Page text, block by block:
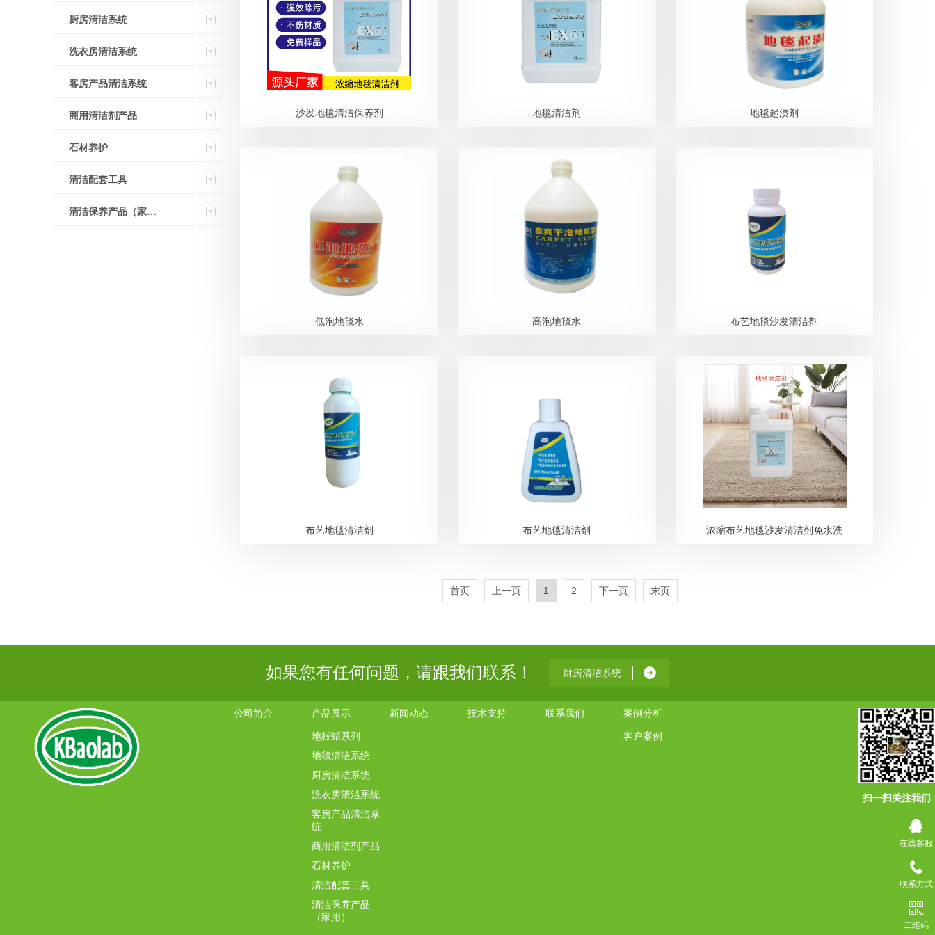
厨房清洁系统
洗衣房清洁系统
客房产品清洁系统
商用清洁剂产品
石材养护
清洁配套工具
清洁保养产品（家用）
沙发地毯清洁保养剂 地毯清洁剂 地毯起渍剂
低泡地毯水 高泡地毯水 布艺地毯沙发清洁剂
布艺地毯清洁剂 布艺地毯清洁剂 浓缩布艺地毯沙发清洁剂免水洗
首页 上一页 1 2 下一页 末页
如果您有任何问题，请跟我们联系！ 厨房清洁系统
公司简介 产品展示
地板蜡系列
地毯清洁系统
厨房清洁系统
洗衣房清洁系统
客房产品清洁系
统
商用清洁剂产品
石材养护
清洁配套工具
清洁保养产品
（家用）
新闻动态 技术支持 联系我们 案例分析
客户案例
扫一扫关注我们
在线客服
联系方式
二维码